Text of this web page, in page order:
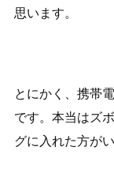
思います。
とにかく、携帯
です。本当はズ
グに入れた方が